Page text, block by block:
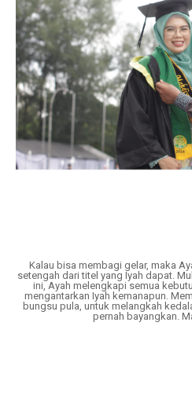
Kalau bisa membagi gelar, maka
setengah dari titel yang Iyah dapat.
ini, Ayah melengkapi semua
mengantarkan Iyah kemanapun.
bungsu pula, untuk melangkah
pernah bayangkan.